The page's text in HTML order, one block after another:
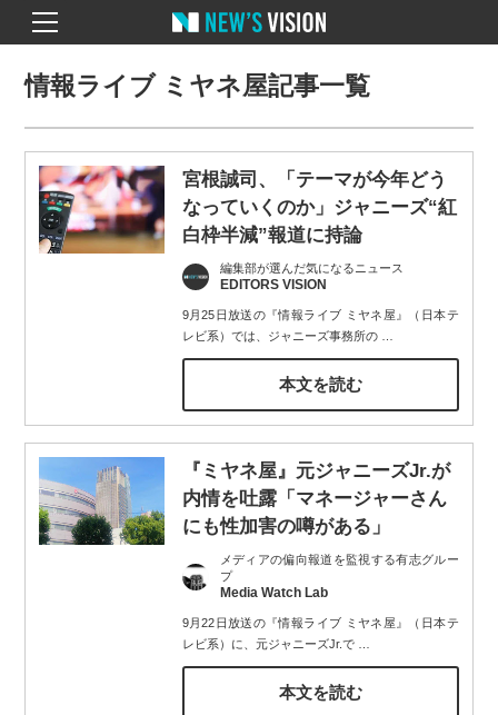
情報ライブ ミヤネ屋記事一覧
宮根誠司、「テーマが今年どう
なっていくのか」ジャニーズ“紅
白枠半減”報道に持論
編集部が選んだ気になるニュース
EDITORS VISION
9月25日放送の『情報ライブ ミヤネ屋』（日本テ
レビ系）では、ジャニーズ事務所の…
本文を読む
『ミヤネ屋』元ジャニーズJr.が
内情を吐露「マネージャーさん
にも性加害の噂がある」
メディアの偏向報道を監視する有志グルー
プ
Media Watch Lab
9月22日放送の『情報ライブ ミヤネ屋』（日本テ
レビ系）に、元ジャニーズJr.で…
本文を読む